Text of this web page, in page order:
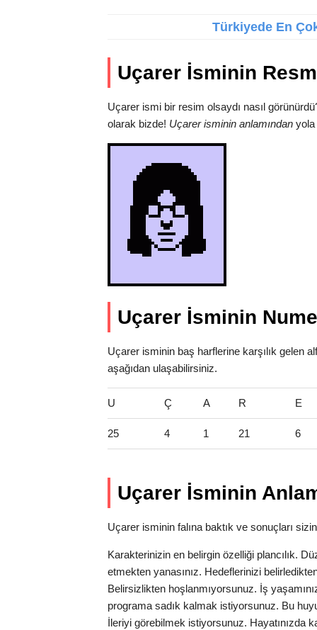
Türkiyede En
Uçarer İsminin
Uçarer ismi bir resim olsaydı nasıl
olarak bizde! Uçarer isminin anlamından yola
Uçarer İsminin
Uçarer isminin baş harflerine karşılık gelen
aşağıdan ulaşabilirsiniz.
U Ç A R E
25 4 1 21 6
Uçarer İsminin
Uçarer isminin falına baktık ve sonuçları
Karakterinizin en belirgin özelliği plancılık.
etmekten yanasınız. Hedeflerinizi
Belirsizlikten hoşlanmıyorsunuz. İş
programa sadık kalmak istiyorsunuz. Bu
İleriyi görebilmek istiyorsunuz. Hayatınızda